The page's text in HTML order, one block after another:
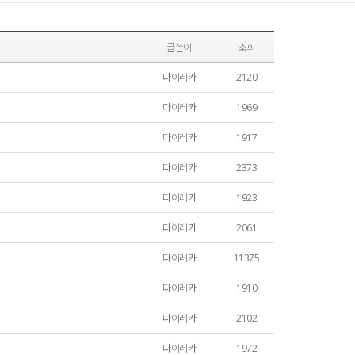
글쓴이 조회
다이레카 2120
다이레카 1969
다이레카 1917
다이레카 2373
다이레카 1923
다이레카 2061
다이레카 11375
다이레카 1910
다이레카 2102
다이레카 1972